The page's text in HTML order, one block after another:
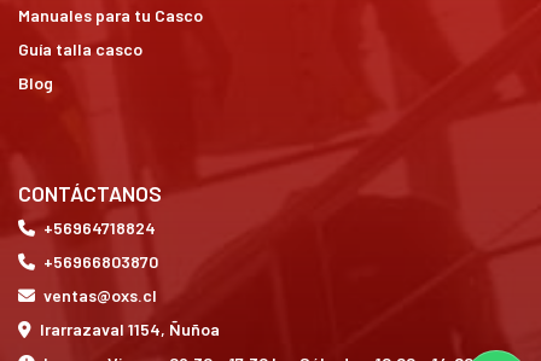
Manuales para tu Casco
Guía talla casco
Blog
CONTÁCTANOS
+56964718824
+56966803870
ventas@oxs.cl
Irarrazaval 1154, Ñuñoa